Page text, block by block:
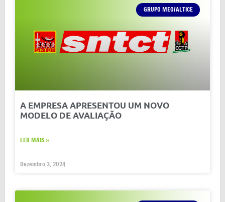
GRUPO MEO/ALTICE
A EMPRESA APRESENTOU UM NOVO
MODELO DE AVALIAÇÃO
LER MAIS »
Dezembro 3, 2024